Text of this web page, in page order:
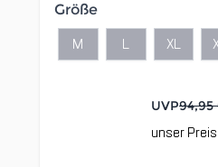
Größe
M L XL
UVP94,95
unser